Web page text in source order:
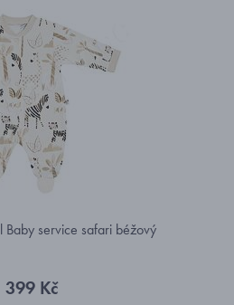
Baby service safari béžový
399 Kč